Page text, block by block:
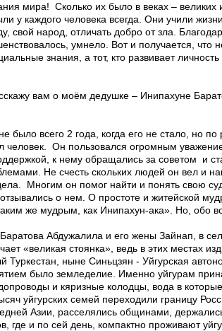
мира! Сколько их было в веках –
у каждого человека всегда. Они учили
свой народ, отличать добро от зла.
умнело. Вот и получается, что
знания, а тот, кто развивает
вам о моём дедушке – Инипахуне
было всего 2 года, когда его не стало, но
Он пользовался огромным
к нему обращались за советом и
Не счесть скольких людей он вел и
Многим он помог найти и понять свою
о нем. О простоте и житейской
же мудрым, как Инипахун-ака». Но, обо
Абдужалила и его жены Зайнап, в
«великая стоянка», ведь в этих местах
Туркестан, ныне Синьцзян - Уйгурская
было земледелие. Именно уйгурам
и кяризные колодцы, вода в которые
уйгурских семей переходили границу
Азии, расселялись общинами,
где и по сей день, компактно проживают